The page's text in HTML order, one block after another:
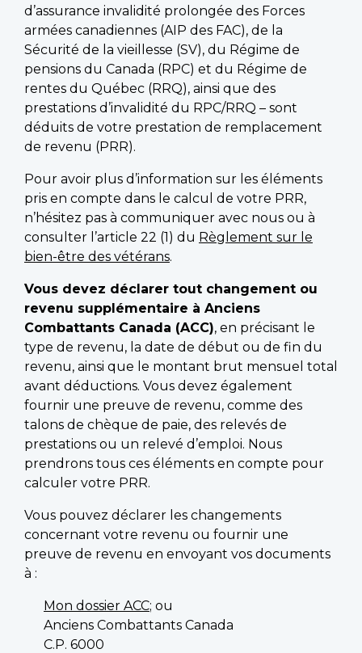
d’assurance invalidité prolongée des Forces
armées canadiennes (AIP des FAC), de la
Sécurité de la vieillesse (SV), du Régime de
pensions du Canada (RPC) et du Régime de
rentes du Québec (RRQ), ainsi que des
prestations d’invalidité du RPC/RRQ – sont
déduits de votre prestation de remplacement
de revenu (PRR).
Pour avoir plus d’information sur les éléments
pris en compte dans le calcul de votre PRR,
n’hésitez pas à communiquer avec nous ou à
consulter l’article 22 (1) du Règlement sur le
bien-être des vétérans.
Vous devez déclarer tout changement ou
revenu supplémentaire à Anciens
Combattants Canada (ACC), en précisant le
type de revenu, la date de début ou de fin du
revenu, ainsi que le montant brut mensuel total
avant déductions. Vous devez également
fournir une preuve de revenu, comme des
talons de chèque de paie, des relevés de
prestations ou un relevé d’emploi. Nous
prendrons tous ces éléments en compte pour
calculer votre PRR.
Vous pouvez déclarer les changements
concernant votre revenu ou fournir une
preuve de revenu en envoyant vos documents
à :
Mon dossier ACC; ou
Anciens Combattants Canada
C.P. 6000